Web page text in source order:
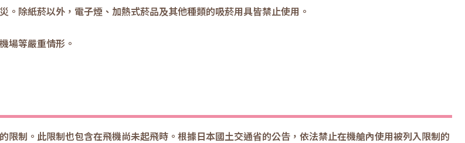
除紙菸以外，電子煙、加熱式菸品及其他種類的吸菸用具皆禁止使用。
場等嚴重情形。
制。此限制也包含在飛機尚未起飛時。根據日本國土交通省的公告，依法禁止在機艙內使用被列入限制的